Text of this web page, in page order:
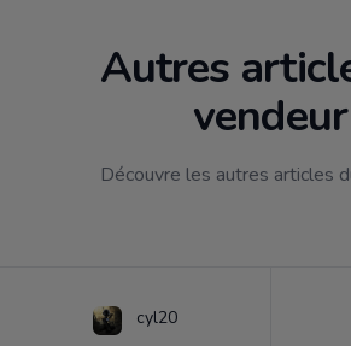
Autres
vendeur
Découvre les autres articles
cyl20